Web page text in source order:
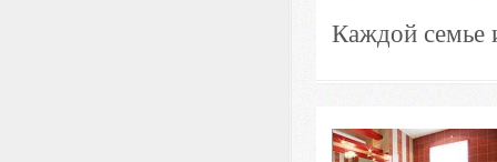
Каждой семье